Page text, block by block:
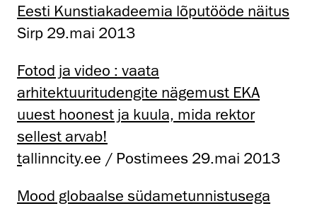
Eesti Kunstiakadeemia lõputööde näitus
Sirp 29.mai 2013
Fotod ja video : vaata
arhitektuuritudengite nägemust EKA
uuest hoonest ja kuula, mida rektor
sellest arvab!
tallinncity.ee / Postimees 29.mai 2013
Mood globaalse südametunnistusega